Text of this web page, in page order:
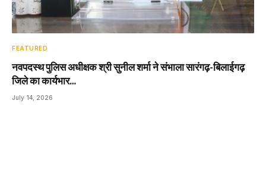
FEATURED
नवपदस्थ पुलिस अधीक्षक श्री सुनील शर्मा ने संभाला सारंगढ़-बिलाईगढ़
जिले का कार्यभार…
July 14, 2026